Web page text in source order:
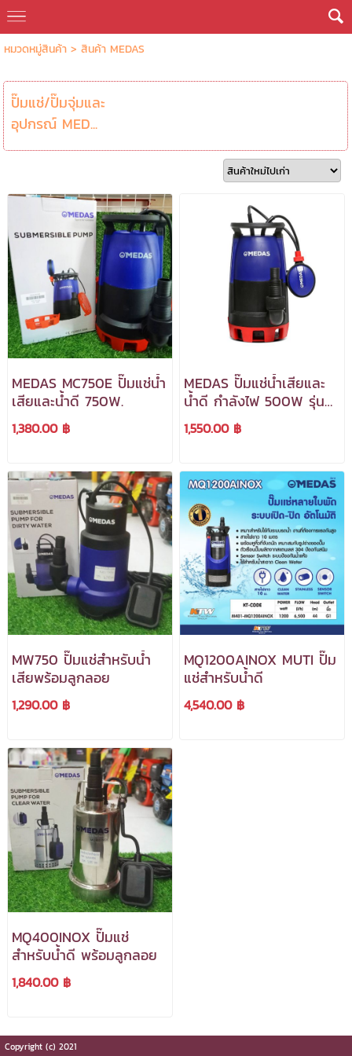
หมวดหมู่สินค้า> สินค้า MEDAS
ปั๊มแช่/ปั๊มจุ่มและ
อุปกรณ์ MED...
MEDAS MC750E ปั๊มแช่น้ำ
เสียและน้ำดี 750W.
1,380.00 ฿
MEDAS ปั๊มแช่น้ำเสียและ
น้ำดี กำลังไฟ 500W รุ่น
MC500E ***สามารถออก
ใบกำกับภาษีได้***
1,550.00 ฿
MW750 ปั๊มแช่สำหรับน้ำ
เสียพร้อมลูกลอย
1,290.00 ฿
MQ1200AINOX MUTI ปั๊ม
แช่สำหรับน้ำดี
4,540.00 ฿
MQ400INOX ปั๊มแช่
สำหรับน้ำดี พร้อมลูกลอย
1,840.00 ฿
Copyright (c) 2021